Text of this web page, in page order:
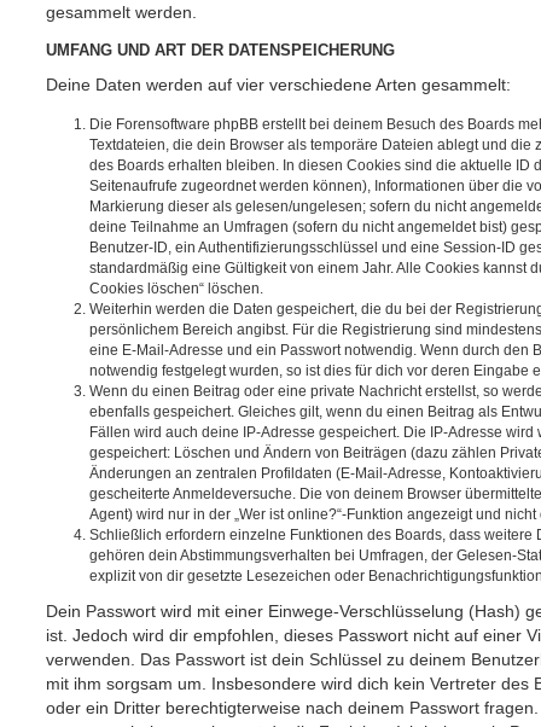
gesammelt werden.
UMFANG UND ART DER DATENSPEICHERUNG
Deine Daten werden auf vier verschiedene Arten gesammelt:
Die Forensoftware phpBB erstellt bei deinem Besuch des Boards
Textdateien, die dein Browser als temporäre Dateien ablegt und die
des Boards erhalten bleiben. In diesen Cookies sind die aktuelle ID
Seitenaufrufe zugeordnet werden können), Informationen über die
Markierung dieser als gelesen/ungelesen; sofern du nicht
deine Teilnahme an Umfragen (sofern du nicht angemeldet bist)
Benutzer-ID, ein Authentifizierungsschlüssel und eine Session-ID
standardmäßig eine Gültigkeit von einem Jahr. Alle Cookies kannst
Cookies löschen“ löschen.
Weiterhin werden die Daten gespeichert, die du bei der
persönlichem Bereich angibst. Für die Registrierung sind
eine E-Mail-Adresse und ein Passwort notwendig. Wenn durch den
notwendig festgelegt wurden, so ist dies für dich vor deren Eingabe
Wenn du einen Beitrag oder eine private Nachricht erstellst, so
ebenfalls gespeichert. Gleiches gilt, wenn du einen Beitrag als
Fällen wird auch deine IP-Adresse gespeichert. Die IP-Adresse
gespeichert: Löschen und Ändern von Beiträgen (dazu zählen
Änderungen an zentralen Profildaten (E-Mail-Adresse,
gescheiterte Anmeldeversuche. Die von deinem Browser
Agent) wird nur in der „Wer ist online?“-Funktion angezeigt und
Schließlich erfordern einzelne Funktionen des Boards, dass weitere
gehören dein Abstimmungsverhalten bei Umfragen, der Gelesen-
explizit von dir gesetzte Lesezeichen oder
Dein Passwort wird mit einer Einwege-Verschlüsselung (Hash)
ist. Jedoch wird dir empfohlen, dieses Passwort nicht auf einer
verwenden. Das Passwort ist dein Schlüssel zu deinem
mit ihm sorgsam um. Insbesondere wird dich kein Vertreter des
oder ein Dritter berechtigterweise nach deinem Passwort